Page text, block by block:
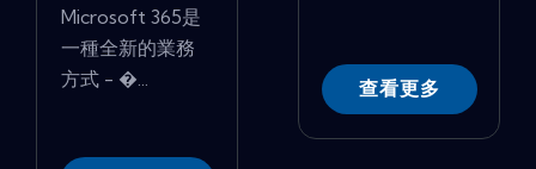
Microsoft 365是
一種全新的業務
方式 - �...
查看更多